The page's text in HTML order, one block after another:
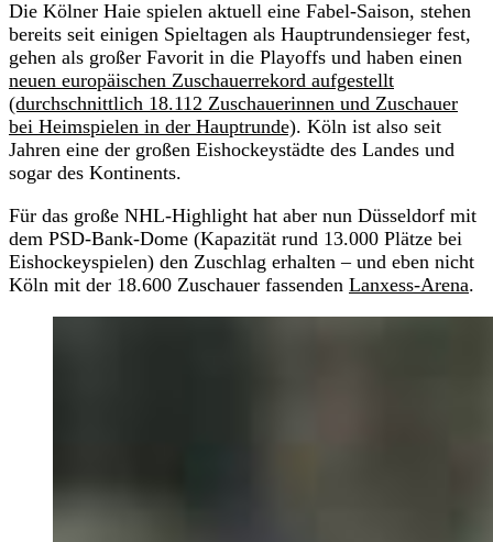
Die Kölner Haie spielen aktuell eine Fabel-Saison, stehen
bereits seit einigen Spieltagen als Hauptrundensieger fest,
gehen als großer Favorit in die Playoffs und haben einen
neuen europäischen Zuschauerrekord aufgestellt
(durchschnittlich 18.112 Zuschauerinnen und Zuschauer
bei Heimspielen in der Hauptrunde). Köln ist also seit
Jahren eine der großen Eishockeystädte des Landes und
sogar des Kontinents.
Für das große NHL-Highlight hat aber nun Düsseldorf mit
dem PSD-Bank-Dome (Kapazität rund 13.000 Plätze bei
Eishockeyspielen) den Zuschlag erhalten – und eben nicht
Köln mit der 18.600 Zuschauer fassenden Lanxess-Arena.